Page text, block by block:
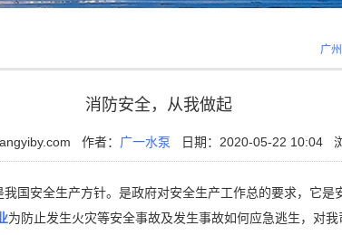
广
消防安全，从我做起
作者： 广一水泵 日期：2020-05-22 10:04
国安全生产方针。是政府对安全生产工作总的要求，它是
为防止发生火灾等安全事故及发生事故如何应急逃生，对